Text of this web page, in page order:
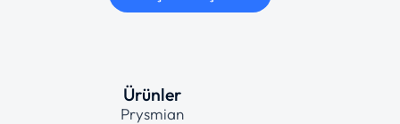
Ürünler
Prysmian